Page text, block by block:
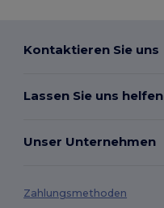
Kontaktieren Sie uns
Lassen Sie uns helfen
Unser Unternehmen
Zahlungsmethoden